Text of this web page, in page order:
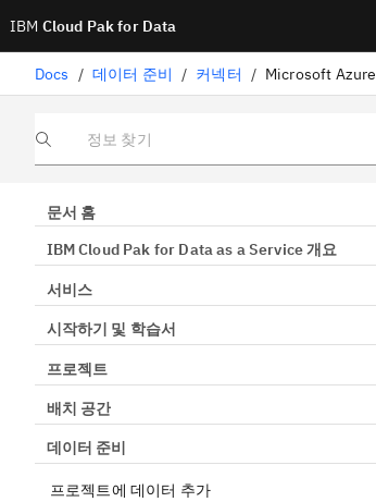
IBM Cloud Pak for Data
Docs / 데이터 준비 / 커넥터 / Microsoft
정보 찾기
문서 홈
IBM Cloud Pak for Data as a Service 개요
서비스
시작하기 및 학습서
프로젝트
배치 공간
데이터 준비
프로젝트에 데이터 추가